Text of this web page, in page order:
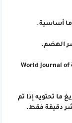
الهضم.
وثبتت دراسة أخرى تم نشرها سنة 2011 في مجلة World Journal of
ما تحتويه إذا تم
دقيقة فقط.